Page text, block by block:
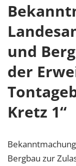
und
der
Kretz 1“
Bergbau zur